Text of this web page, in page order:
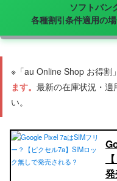
ソフトバン
各種割引条件適用の
※「au Online Shop お得割
ます。 最新の在庫状況・適
い。